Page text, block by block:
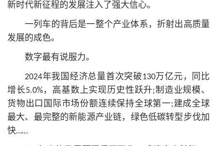
新时代新征程的发展注入了强大信心。
一列车的背后是一整个产业体系，折射出高质量
发展的成色。
数字最有说服力。
2024年我国经济总量首次突破130万亿元，同比
增长5.0%，高基数上实现历史性跃升;制造业规模、
货物出口国际市场份额连续保持全球第一;建成全球
最大、最完整的新能源产业链，绿色低碳转型步伐加
快……